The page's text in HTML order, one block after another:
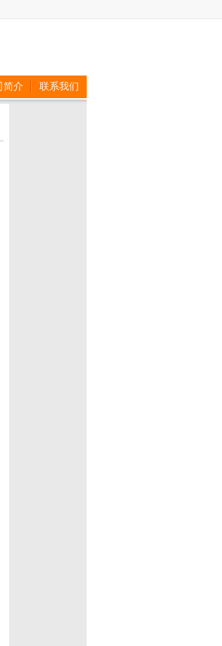
简介 联系我们